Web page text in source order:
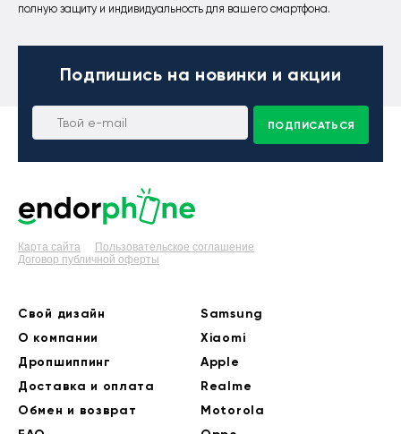
полную защиту и индивидуальность для вашего смартфона.
Подпишись на новинки и акции
ПОДПИСАТЬСЯ
Карта сайта
Пользовательское соглашение
Договор публичной оферты
Свой дизайн
О компании
Дропшиппинг
Доставка и оплата
Обмен и возврат
Samsung
Xiaomi
Apple
Realme
Motorola